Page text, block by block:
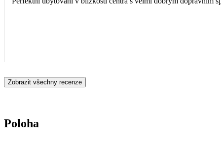
Zobrazit všechny recenze
Poloha